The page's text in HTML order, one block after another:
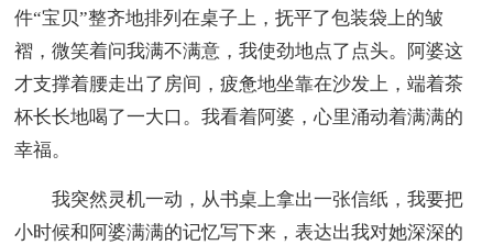
件“宝贝”整齐地排列在桌子上，抚平了包装袋上的皱
褶，微笑着问我满不满意，我使劲地点了点头。阿婆这
才支撑着腰走出了房间，疲惫地坐靠在沙发上，端着茶
杯长长地喝了一大口。我看着阿婆，心里涌动着满满的
幸福。
我突然灵机一动，从书桌上拿出一张信纸，我要把
小时候和阿婆满满的记忆写下来，表达出我对她深深的